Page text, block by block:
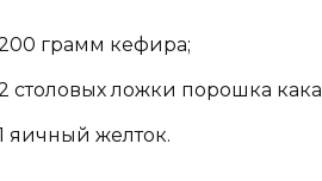
грамм кефира;
столовых ложки порошка
яичный желток.